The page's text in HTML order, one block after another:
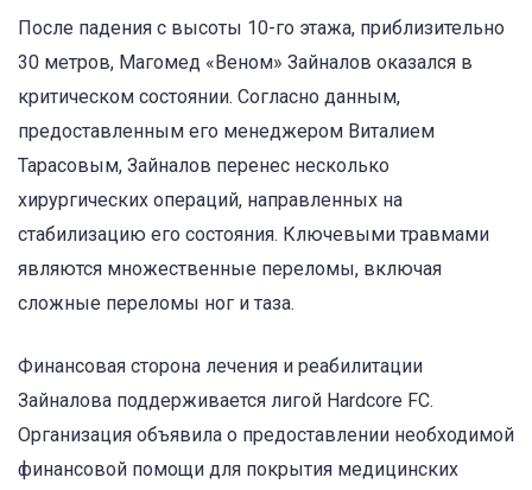
После падения с высоты 10-го этажа, приблизительно
30 метров, Магомед «Веном» Зайналов оказался в
критическом состоянии. Согласно данным,
предоставленным его менеджером Виталием
Тарасовым, Зайналов перенес несколько
хирургических операций, направленных на
стабилизацию его состояния. Ключевыми травмами
являются множественные переломы, включая
сложные переломы ног и таза.
Финансовая сторона лечения и реабилитации
Зайналова поддерживается лигой Hardcore FC.
Организация объявила о предоставлении необходимой
финансовой помощи для покрытия медицинских